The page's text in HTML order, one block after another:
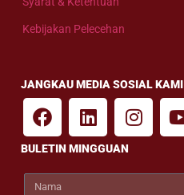
Kebijakan Pelecehan
JANGKAU MEDIA SOSIAL KAMI
BULETIN MINGGUAN